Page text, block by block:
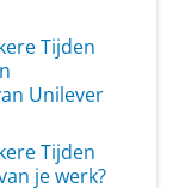
Tijden
Unilever
Tijden
je werk?